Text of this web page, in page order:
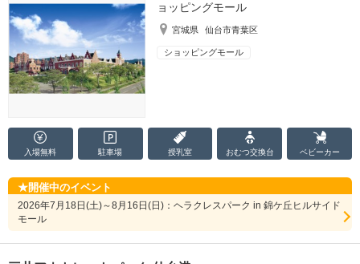
ョッピングモール
宮城県 仙台市青葉区
ショッピングモール
入場無料 駐車場 授乳室 おむつ交換台 ベビーカー
開催中のイベント
2026年7月18日(土)～8月16日(日)：ヘラクレスパーク in 錦ケ丘ヒルサイド
モール